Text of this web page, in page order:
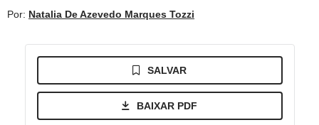
Por: Natalia De Azevedo Marques Tozzi
SALVAR
BAIXAR PDF